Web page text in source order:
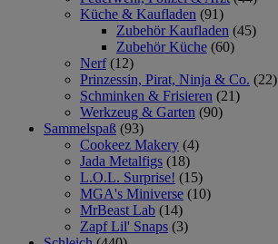
Küche & Kaufladen (91)
Zubehör Kaufladen (45)
Zubehör Küche (60)
Nerf (12)
Prinzessin, Pirat, Ninja & Co. (22)
Schminken & Frisieren (21)
Werkzeug & Garten (90)
Sammelspaß (93)
Cookeez Makery (4)
Jada Metalfigs (18)
L.O.L. Surprise! (15)
MGA's Miniverse (10)
MrBeast Lab (14)
Zapf Lil' Snaps (3)